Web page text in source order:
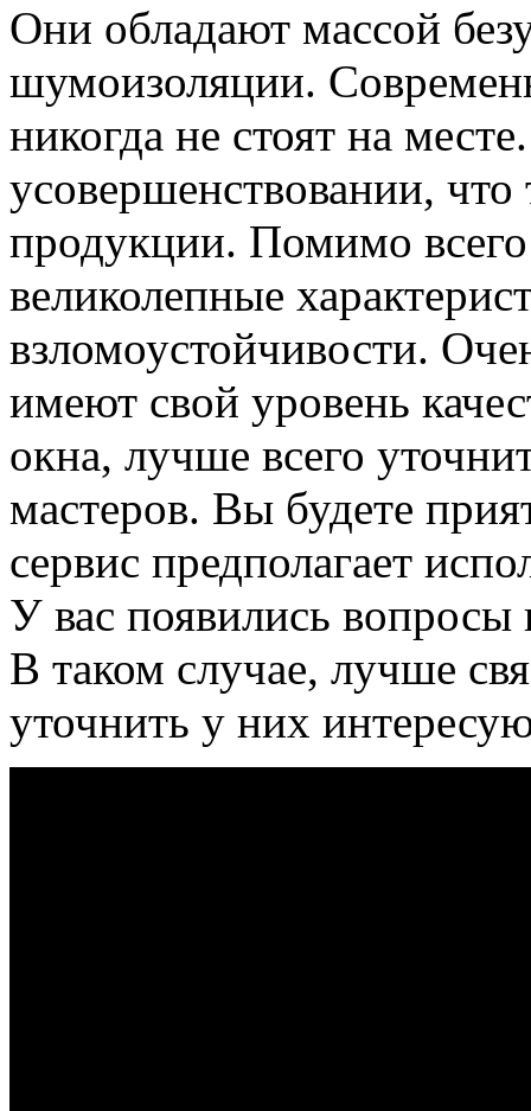
Они обладают массой
шумоизоляции.
никогда не стоят на
усовершенствовании,
продукции. Помимо всего
великолепные
взломоустойчивости.
имеют свой уровень
окна, лучше всего
мастеров. Вы будете
сервис предполагает
У вас появились вопросы
В таком случае, лучше
уточнить у них